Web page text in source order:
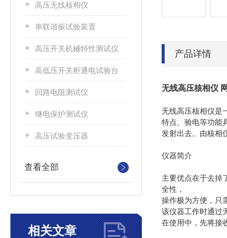
高压无线核相仪
串联谐振试验装置
高压开关机械特性测试仪
高低压开关柜通电试验台
回路电阻测试仪
继电保护测试仪
高压试验变压器
查看全部
相关文章
产品详情
无线高压核相仪
无线高压核相仪是
特点、验电等功能
发射出去。由核相
仪器简介
主要优点在于去掉
全性，
操作极为方便，只
该仪器工作时通过
在使用中，先将接